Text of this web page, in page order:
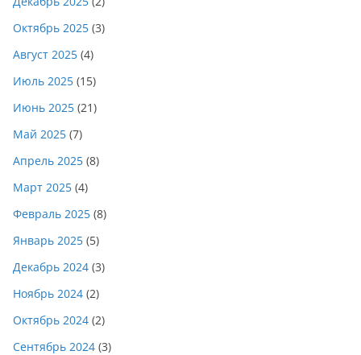
Октябрь 2025 (3)
Август 2025 (4)
Июль 2025 (15)
Июнь 2025 (21)
Май 2025 (7)
Апрель 2025 (8)
Март 2025 (4)
Февраль 2025 (8)
Январь 2025 (5)
Декабрь 2024 (3)
Ноябрь 2024 (2)
Октябрь 2024 (2)
Сентябрь 2024 (3)